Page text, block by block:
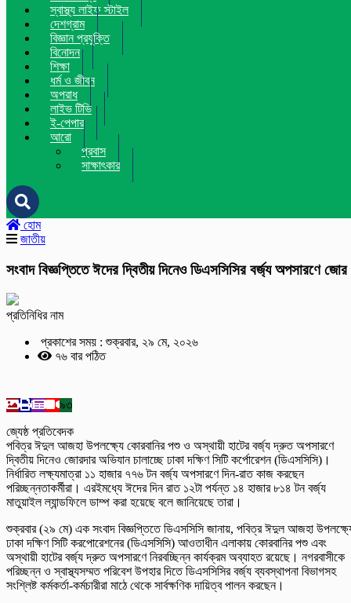
স্বাস্থ্য লাইফ স্টাইল
দেশগ্রাম
বিজ্ঞান প্রযুক্তি
বিনোদন
শিক্ষা
ধর্ম ও জীবন
অপরাধ
লাইভ টিভি
ই-পেপার
আরো
প্রবাস
সাক্ষাৎকার
হোম
জাতীয়
সংবাদ বিজ্ঞপ্তিতে ঈদের দ্বিতীয় দিনেও ডিএসসিসির বর্জ্য অপসারণে জোর
প্রতিনিধির নাম
প্রকাশের সময় : শুক্রবার, ২৯ মে, ২০২৬
৭৬ বার পঠিত
৯৩
জ্যেষ্ঠ প্রতিবেদক
পবিত্র ঈদুল আজহা উপলক্ষ্যে কোরবানির পশু ও অস্থায়ী হাটের বর্জ্য দ্রুত অপসারণে
দ্বিতীয় দিনেও জোরদার অভিযান চালাচ্ছে ঢাকা দক্ষিণ সিটি কর্পোরেশন (ডিএসসিসি)।
নির্ধারিত লক্ষ্যমাত্রা ১১ হাজার ৭৭৬ টন বর্জ্য অপসারণে দিন-রাত কাজ করছেন
পরিচ্ছন্নতাকর্মীরা। এরইমধ্যে ঈদের দিন রাত ১২টা পর্যন্ত ১৪ হাজার ৮১৪ টন বর্জ্য
মাতুয়াইল ল্যান্ডফিলে ডাম্প করা হয়েছে বলে জানিয়েছে তারা।
শুক্রবার (২৯ মে) এক সংবাদ বিজ্ঞপ্তিতে ডিএসসিসি জানায়, পবিত্র ঈদুল আজহা
ঢাকা দক্ষিণ সিটি করপোরেশনের (ডিএসসিসি) আওতাধীন এলাকায় কোরবানির পশু এবং
অস্থায়ী হাটের বর্জ্য দ্রুত অপসারণে নিরবচ্ছিন্ন কার্যক্রম অব্যাহত রয়েছে। নগরবাসীকে
পরিচ্ছন্ন ও স্বাস্থ্যসম্মত পরিবেশ উপহার দিতে ডিএসসিসির বর্জ্য ব্যবস্থাপনা বিভাগসহ
সংশ্লিষ্ট কর্মকর্তা-কর্মচারীরা মাঠে থেকে সার্বক্ষণিক দায়িত্ব পালন করছেন।